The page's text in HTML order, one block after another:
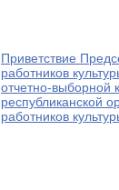
Приветствие
работников
отчетно-выборной
республиканской
работников